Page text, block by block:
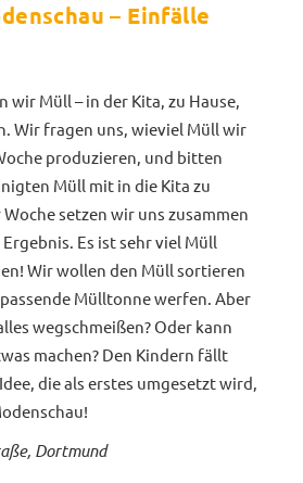
– Einfälle
wir Müll – in der Kita, zu Hause,
Wir fragen uns, wieviel Müll wir
produzieren, und bitten
Müll mit in die Kita zu
setzen wir uns zusammen
Es ist sehr viel Müll
Wir wollen den Müll sortieren
Mülltonne werfen. Aber
wegschmeißen? Oder kann
machen? Den Kindern fällt
die als erstes umgesetzt wird,
Dortmund